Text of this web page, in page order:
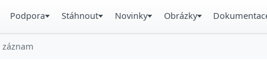
Podpora Stáhnout Novinky Obrázky